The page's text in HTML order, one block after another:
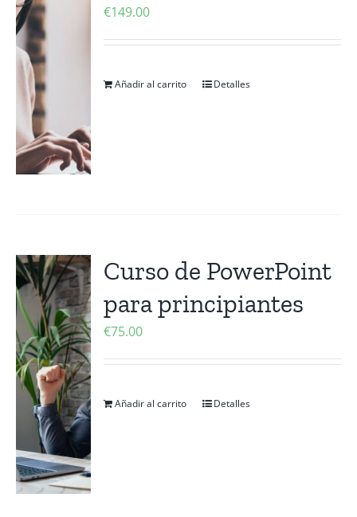
€149.00
Añadir al carrito Detalles
Curso de PowerPoint
para principiantes
€75.00
Añadir al carrito Detalles